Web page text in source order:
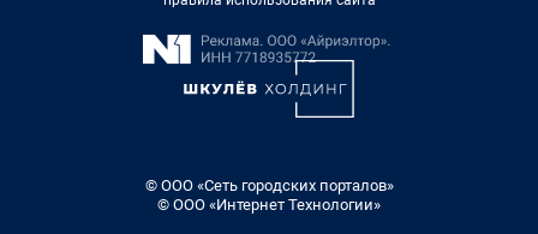
© ООО «Сеть городских порталов»
© ООО «Интернет Технологии»